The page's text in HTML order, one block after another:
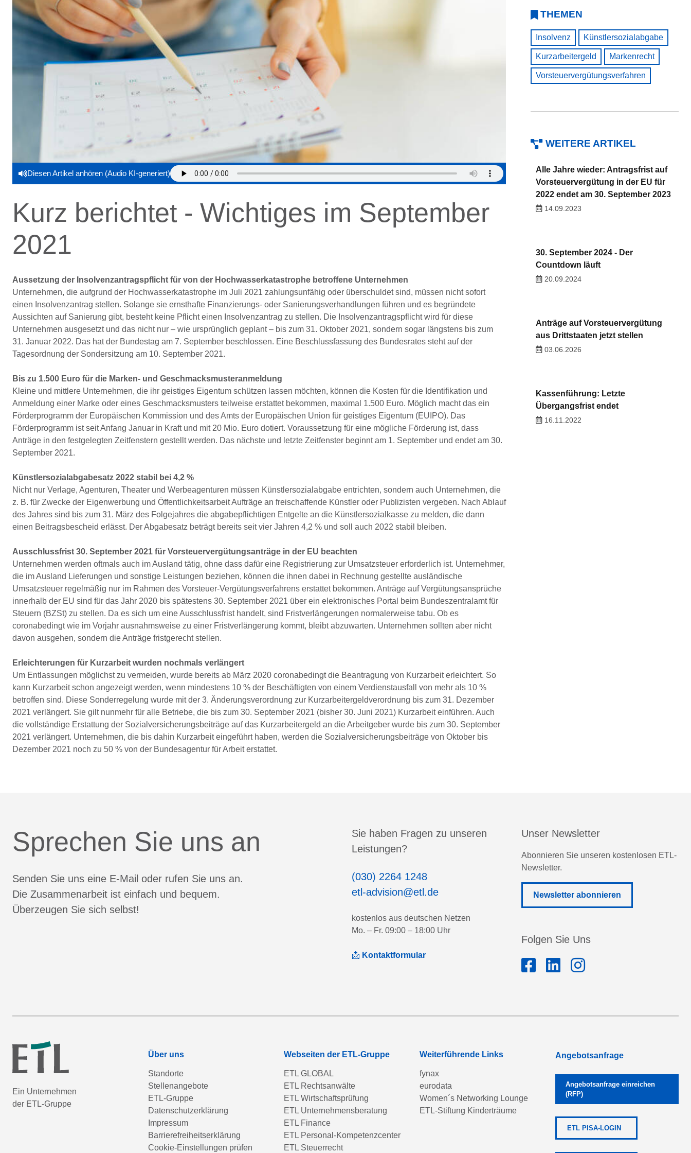
Diesen Artikel anhören (Audio KI-generiert)
Kurz berichtet - Wichtiges im September
2021
Aussetzung der Insolvenzantragspflicht für von der Hochwasserkatastrophe betroffene Unternehmen
Unternehmen, die aufgrund der Hochwasserkatastrophe im Juli 2021 zahlungsunfähig oder überschuldet sind, müssen nicht sofort
einen Insolvenzantrag stellen. Solange sie ernsthafte Finanzierungs- oder Sanierungsverhandlungen führen und es begründete
Aussichten auf Sanierung gibt, besteht keine Pflicht einen Insolvenzantrag zu stellen. Die Insolvenzantragspflicht wird für diese
Unternehmen ausgesetzt und das nicht nur – wie ursprünglich geplant – bis zum 31. Oktober 2021, sondern sogar längstens bis zum
31. Januar 2022. Das hat der Bundestag am 7. September beschlossen. Eine Beschlussfassung des Bundesrates steht auf der
Tagesordnung der Sondersitzung am 10. September 2021.
Bis zu 1.500 Euro für die Marken- und Geschmacksmusteranmeldung
Kleine und mittlere Unternehmen, die ihr geistiges Eigentum schützen lassen möchten, können die Kosten für die Identifikation und
Anmeldung einer Marke oder eines Geschmacksmusters teilweise erstattet bekommen, maximal 1.500 Euro. Möglich macht das ein
Förderprogramm der Europäischen Kommission und des Amts der Europäischen Union für geistiges Eigentum (EUIPO). Das
Förderprogramm ist seit Anfang Januar in Kraft und mit 20 Mio. Euro dotiert. Voraussetzung für eine mögliche Förderung ist, dass
Anträge in den festgelegten Zeitfenstern gestellt werden. Das nächste und letzte Zeitfenster beginnt am 1. September und endet am 30.
September 2021.
Künstlersozialabgabesatz 2022 stabil bei 4,2 %
Nicht nur Verlage, Agenturen, Theater und Werbeagenturen müssen Künstlersozialabgabe entrichten, sondern auch Unternehmen, die
z. B. für Zwecke der Eigenwerbung und Öffentlichkeitsarbeit Aufträge an freischaffende Künstler oder Publizisten vergeben. Nach Ablauf
des Jahres sind bis zum 31. März des Folgejahres die abgabepflichtigen Entgelte an die Künstlersozialkasse zu melden, die dann
einen Beitragsbescheid erlässt. Der Abgabesatz beträgt bereits seit vier Jahren 4,2 % und soll auch 2022 stabil bleiben.
Ausschlussfrist 30. September 2021 für Vorsteuervergütungsanträge in der EU beachten
Unternehmen werden oftmals auch im Ausland tätig, ohne dass dafür eine Registrierung zur Umsatzsteuer erforderlich ist. Unternehmer,
die im Ausland Lieferungen und sonstige Leistungen beziehen, können die ihnen dabei in Rechnung gestellte ausländische
Umsatzsteuer regelmäßig nur im Rahmen des Vorsteuer-Vergütungsverfahrens erstattet bekommen. Anträge auf Vergütungsansprüche
innerhalb der EU sind für das Jahr 2020 bis spätestens 30. September 2021 über ein elektronisches Portal beim Bundeszentralamt für
Steuern (BZSt) zu stellen. Da es sich um eine Ausschlussfrist handelt, sind Fristverlängerungen normalerweise tabu. Ob es
coronabedingt wie im Vorjahr ausnahmsweise zu einer Fristverlängerung kommt, bleibt abzuwarten. Unternehmen sollten aber nicht
davon ausgehen, sondern die Anträge fristgerecht stellen.
Erleichterungen für Kurzarbeit wurden nochmals verlängert
Um Entlassungen möglichst zu vermeiden, wurde bereits ab März 2020 coronabedingt die Beantragung von Kurzarbeit erleichtert. So
kann Kurzarbeit schon angezeigt werden, wenn mindestens 10 % der Beschäftigten von einem Verdienstausfall von mehr als 10 %
betroffen sind. Diese Sonderregelung wurde mit der 3. Änderungsverordnung zur Kurzarbeitergeldverordnung bis zum 31. Dezember
2021 verlängert. Sie gilt nunmehr für alle Betriebe, die bis zum 30. September 2021 (bisher 30. Juni 2021) Kurzarbeit einführen. Auch
die vollständige Erstattung der Sozialversicherungsbeiträge auf das Kurzarbeitergeld an die Arbeitgeber wurde bis zum 30. September
2021 verlängert. Unternehmen, die bis dahin Kurzarbeit eingeführt haben, werden die Sozialversicherungsbeiträge von Oktober bis
Dezember 2021 noch zu 50 % von der Bundesagentur für Arbeit erstattet.
THEMEN
Insolvenz Künstlersozialabgabe
Kurzarbeitergeld Markenrecht
Vorsteuervergütungsverfahren
WEITERE ARTIKEL
Alle Jahre wieder: Antragsfrist auf
Vorsteuervergütung in der EU für
2022 endet am 30. September 2023
14.09.2023
30. September 2024 - Der
Countdown läuft
20.09.2024
Anträge auf Vorsteuervergütung
aus Drittstaaten jetzt stellen
03.06.2026
Kassenführung: Letzte
Übergangsfrist endet
16.11.2022
Sprechen Sie uns an
Senden Sie uns eine E-Mail oder rufen Sie uns an.
Die Zusammenarbeit ist einfach und bequem.
Überzeugen Sie sich selbst!
Sie haben Fragen zu unseren
Leistungen?
(030) 2264 1248
etl-advision@etl.de
kostenlos aus deutschen Netzen
Mo. – Fr. 09:00 – 18:00 Uhr
📩 Kontaktformular
Unser Newsletter
Abonnieren Sie unseren kostenlosen ETL-
Newsletter.
Newsletter abonnieren
Folgen Sie Uns
Ein Unternehmen
der ETL-Gruppe
Über uns
Standorte
Stellenangebote
ETL-Gruppe
Datenschutzerklärung
Impressum
Barrierefreiheitserklärung
Cookie-Einstellungen prüfen
Webseiten der ETL-Gruppe
ETL GLOBAL
ETL Rechtsanwälte
ETL Wirtschaftsprüfung
ETL Unternehmensberatung
ETL Finance
ETL Personal-Kompetenzcenter
ETL Steuerrecht
Weiterführende Links
fynax
eurodata
Women´s Networking Lounge
ETL-Stiftung Kinderträume
Angebotsanfrage
Angebotsanfrage einreichen
(RFP)
ETL PISA-LOGIN